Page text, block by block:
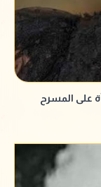
على المسرح